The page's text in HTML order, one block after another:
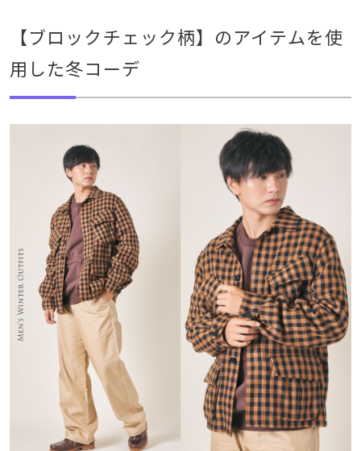
【ブロックチェック柄】のアイテムを使
用した冬コーデ